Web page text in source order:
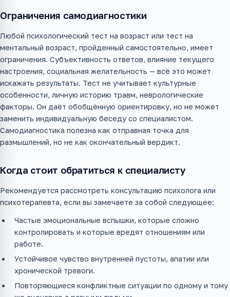
Ограничения самодиагностики
Любой психологический тест на возраст или тест на
ментальный возраст, пройденный самостоятельно, имеет
ограничения. Субъективность ответов, влияние текущего
настроения, социальная желательность — всё это может
искажать результаты. Тест не учитывает культурные
особенности, личную историю травм, неврологические
факторы. Он даёт обобщённую ориентировку, но не может
заменить индивидуальную беседу со специалистом.
Самодиагностика полезна как отправная точка для
размышлений, но не как окончательный вердикт.
Когда стоит обратиться к специалисту
Рекомендуется рассмотреть консультацию психолога или
психотерапевта, если вы замечаете за собой следующее:
Частые эмоциональные вспышки, которые сложно
контролировать и которые вредят отношениям или
работе.
Устойчивое чувство внутренней пустоты, апатии или
хронической тревоги.
Повторяющиеся конфликтные ситуации по одному и тому